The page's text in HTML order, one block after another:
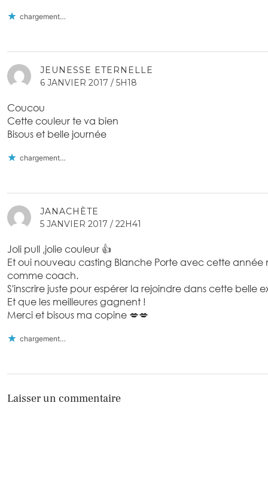
chargement…
JEUNESSE ETERNELLE
6 JANVIER 2017 / 5H18
Coucou
Cette couleur te va bien
Bisous et belle journée
chargement…
JANACHÈTE
5 JANVIER 2017 / 22H41
Joli pull ,jolie couleur 👍
Et oui nouveau casting Blanche Porte avec cette année
comme coach.
S'inscrire juste pour espérer la rejoindre dans cette belle
Et que les meilleures gagnent !
Merci et bisous ma copine 💋💋
chargement…
Laisser un commentaire